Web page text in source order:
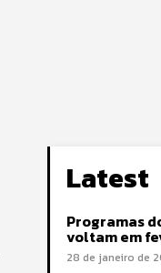
Latest
Programas
voltam em
28 de janeiro de